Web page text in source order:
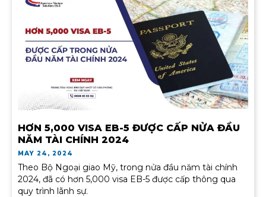
HƠN 5,000 VISA EB-5 ĐƯỢC CẤP NỬA ĐẦU
NĂM TÀI CHÍNH 2024
MAY 24, 2024
Theo Bộ Ngoại giao Mỹ, trong nửa đầu năm tài chính
2024, đã có hơn 5,000 visa EB-5 được cấp thông qua
quy trình lãnh sự.